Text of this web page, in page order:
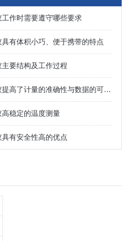
作时需要遵守哪些要求
有体积小巧、便于携带的特点
要结构及工作过程
手持式红外线测温仪提高了计量的准确性与数据的可信度
稳定的温度测量
有安全性高的优点